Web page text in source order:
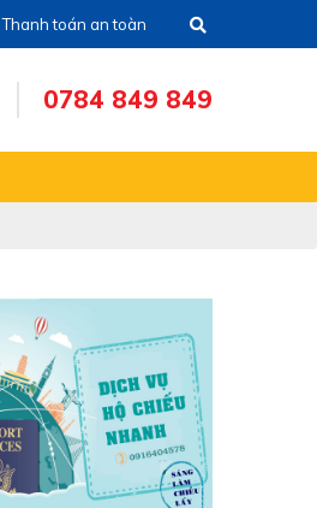
Thanh toán an toàn
0784 849 849
ngoài
Hotline tour trong nước
Hotine CSKH